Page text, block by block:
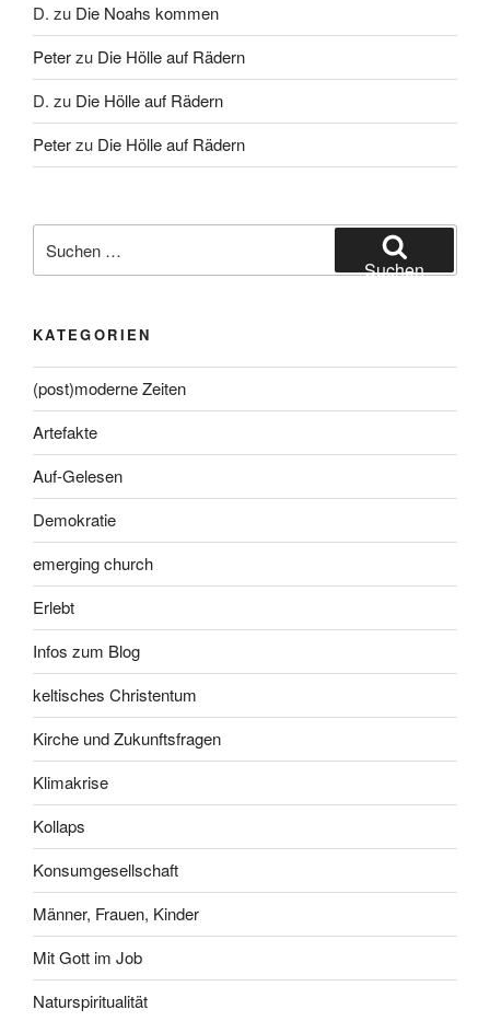
D. zu Die Noahs kommen
Peterzu Die Hölle auf Rädern
D. zu Die Hölle auf Rädern
Peterzu Die Hölle auf Rädern
nach:
Suchen
KATEGORIEN
(post)moderne Zeiten
Artefakte
Auf-Gelesen
Demokratie
emerging church
Erlebt
Infos zum Blog
keltisches Christentum
Kirche und Zukunftsfragen
Klimakrise
Kollaps
Konsumgesellschaft
Männer, Frauen, Kinder
Mit Gott im Job
Naturspiritualität